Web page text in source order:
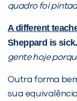
quadro foi
A different
Sheppard is sick.
gente hoje
Outra forma
sua